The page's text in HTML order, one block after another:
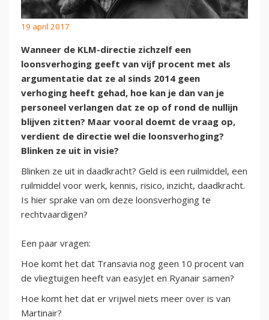
19 april 2017
Wanneer de KLM-directie zichzelf een
loonsverhoging geeft van vijf procent met als
argumentatie dat ze al sinds 2014 geen
verhoging heeft gehad, hoe kan je dan van je
personeel verlangen dat ze op of rond de nullijn
blijven zitten? Maar vooral doemt de vraag op,
verdient de directie wel die loonsverhoging?
Blinken ze uit in visie?
Blinken ze uit in daadkracht? Geld is een ruilmiddel, een
ruilmiddel voor werk, kennis, risico, inzicht, daadkracht.
Is hier sprake van om deze loonsverhoging te
rechtvaardigen?
Een paar vragen:
Hoe komt het dat Transavia nog geen 10 procent van
de vliegtuigen heeft van easyJet en Ryanair samen?
Hoe komt het dat er vrijwel niets meer over is van
Martinair?